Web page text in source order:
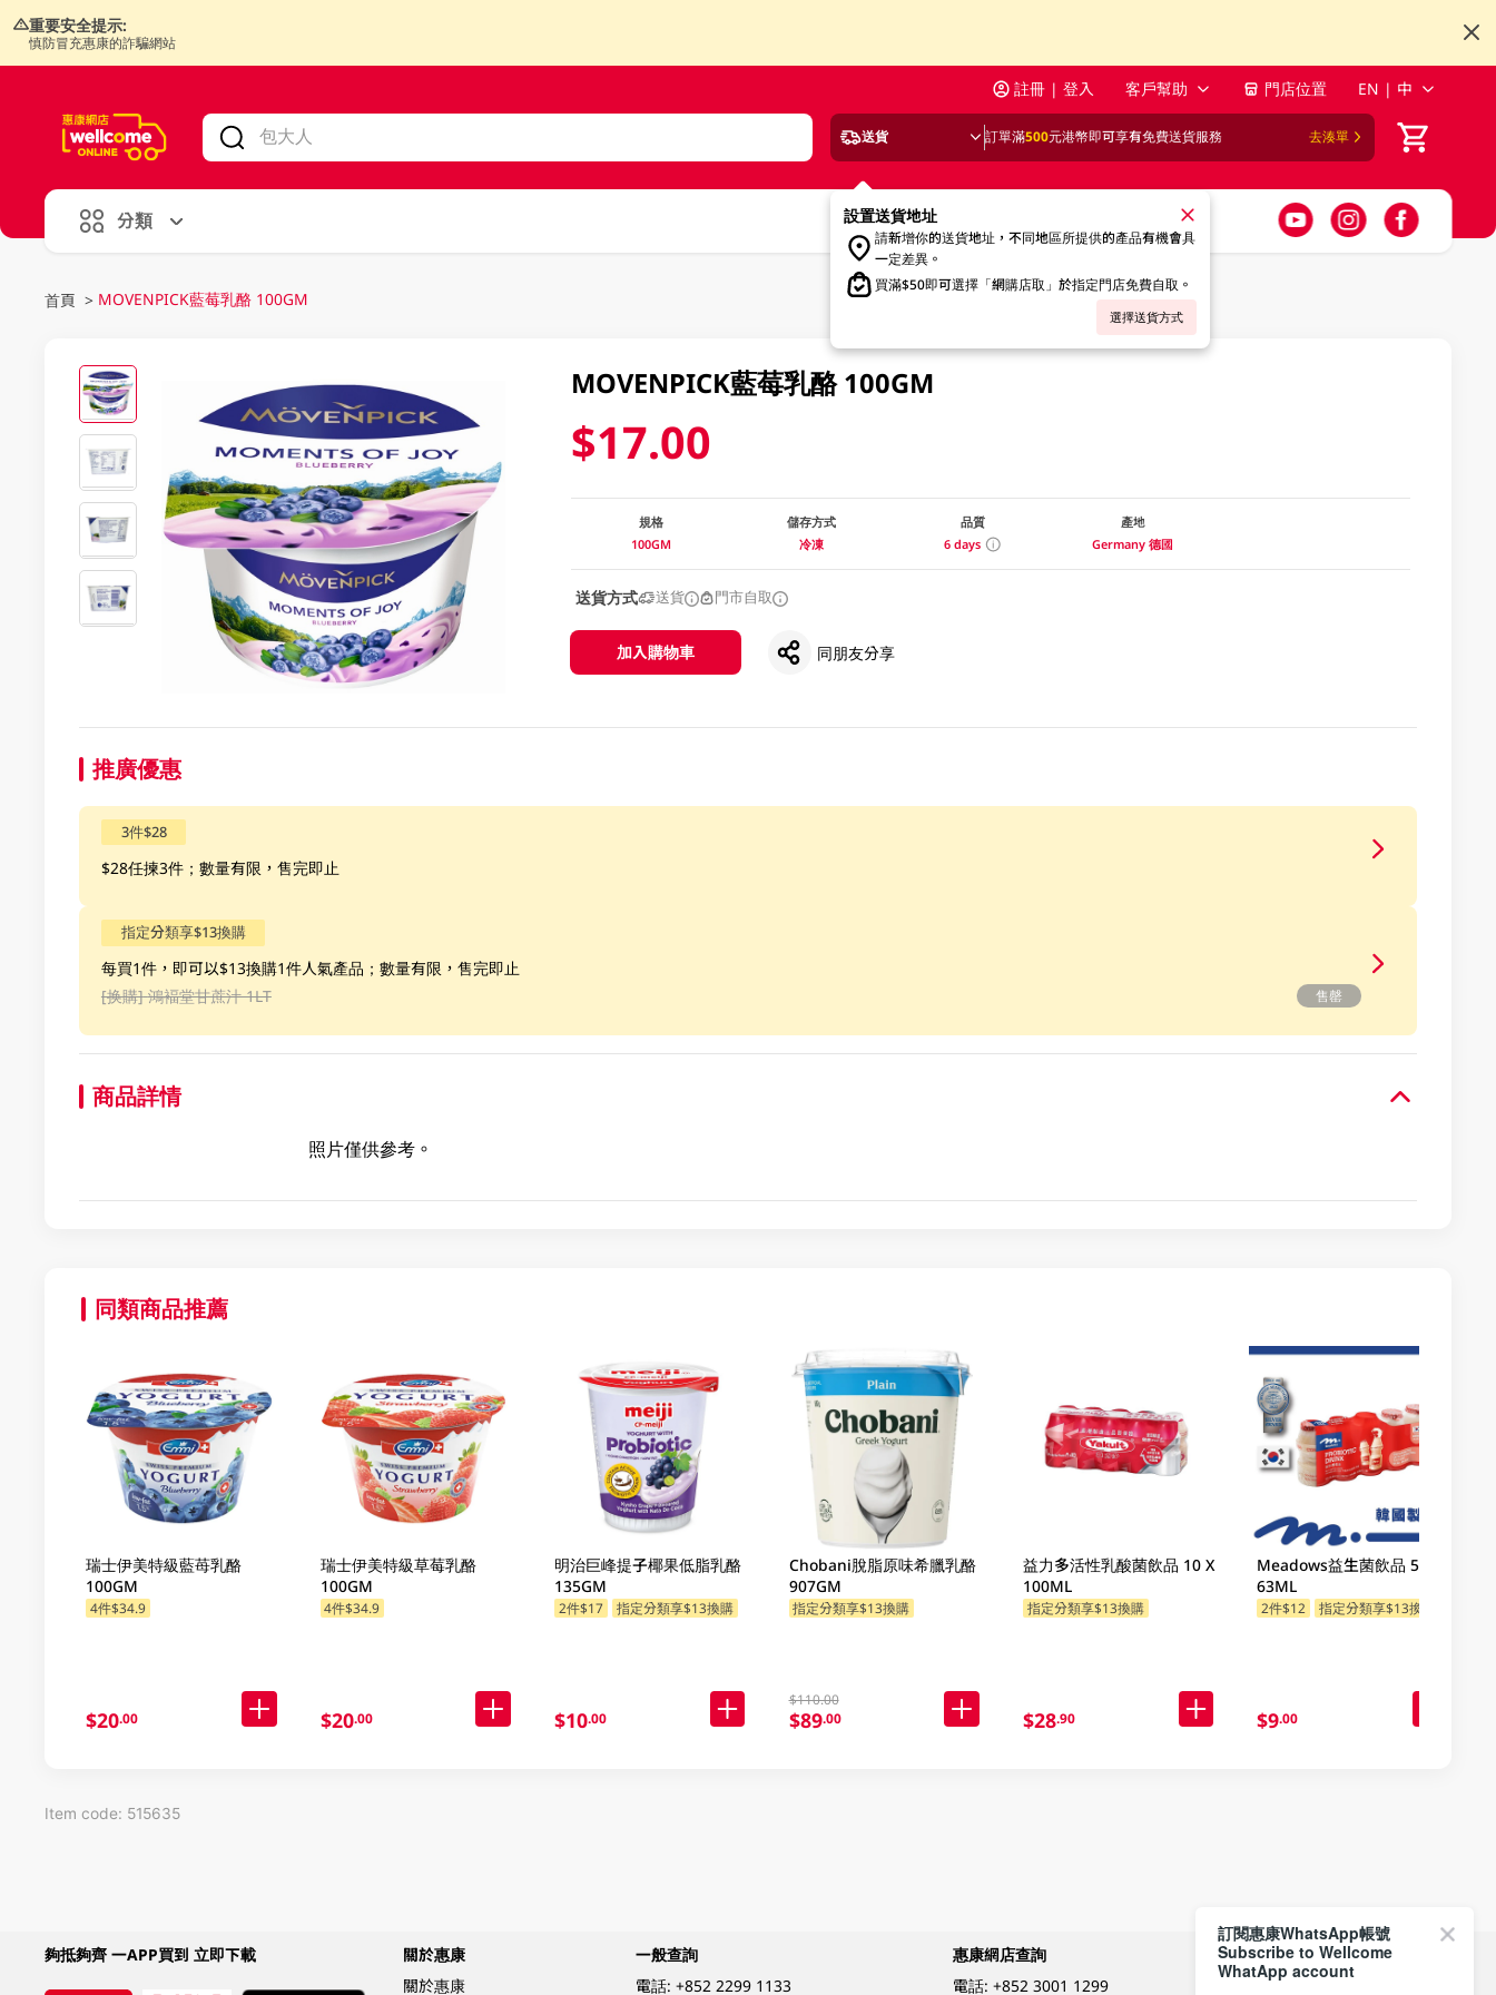
重要安全提示:
慎防冒充惠康的詐騙網站
註冊 | 登入 客戶幫助 門店位置 EN | 中
送貨 訂單滿500元港幣即可享有免費送貨服務 去湊單
設置送貨地址
請新增你的送貨地址，不同地區所提供的產品有機會具
一定差異。
買滿$50即可選擇「網購店取」於指定門店免費自取。
選擇送貨方式
分類
首頁 > MOVENPICK藍莓乳酪 100GM
MOVENPICK藍莓乳酪 100GM
$17.00
規格
100GM
儲存方式
冷凍
品質
6 days
產地
Germany 德國
送貨方式 送貨 門市自取
加入購物車 同朋友分享
推廣優惠
3件$28
$28任揀3件；數量有限，售完即止
指定分類享$13換購
每買1件，即可以$13換購1件人氣產品；數量有限，售完即止
[换購] 鴻褔堂甘蔗汁 1LT 售罄
商品詳情
照片僅供參考。
同類商品推薦
瑞士伊美特級藍苺乳酪
100GM
4件$34.9
$20.00
瑞士伊美特級草莓乳酪
100GM
4件$34.9
$20.00
明治巨峰提子椰果低脂乳酪
135GM
2件$17 指定分類享$13換購
$10.00
Chobani脫脂原味希臘乳酪
907GM
指定分類享$13換購
$110.00
$89.00
益力多活性乳酸菌飲品 10 X
100ML
指定分類享$13換購
$28.90
Meadows益生菌飲品 5 X
63ML
2件$12 指定分類享$13換購
$9.00
Item code: 515635
夠抵夠齊 一APP買到 立即下載
關於惠康
關於惠康
一般查詢
電話: +852 2299 1133
惠康網店查詢
電話: +852 3001 1299
付款方式
訂閱惠康WhatsApp帳號
Subscribe to Wellcome
WhatApp account